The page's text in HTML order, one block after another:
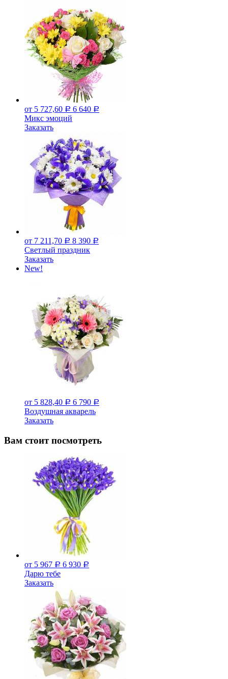
от 5 727,60 Р 6 640 Р
Микс эмоций
Заказать
от 7 211,70 Р 8 390 Р
Светлый праздник
Заказать
New!
от 5 828,40 Р 6 790 Р
Воздушная акварель
Заказать
Вам стоит посмотреть
от 5 967 Р 6 930 Р
Дарю тебе
Заказать